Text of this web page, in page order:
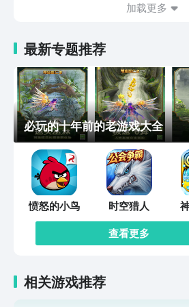
理的井井有条；3、
置，然后开启吧。-
作上遇到问题，欢迎
我们会认真处理您
众号：“挖财记账助
场，拉上好友一起用
员！！！
加载更多
最新专题推荐
必玩的十年前的老游戏大全
愤怒的小鸟 时空猎人
查看更多
相关游戏推荐